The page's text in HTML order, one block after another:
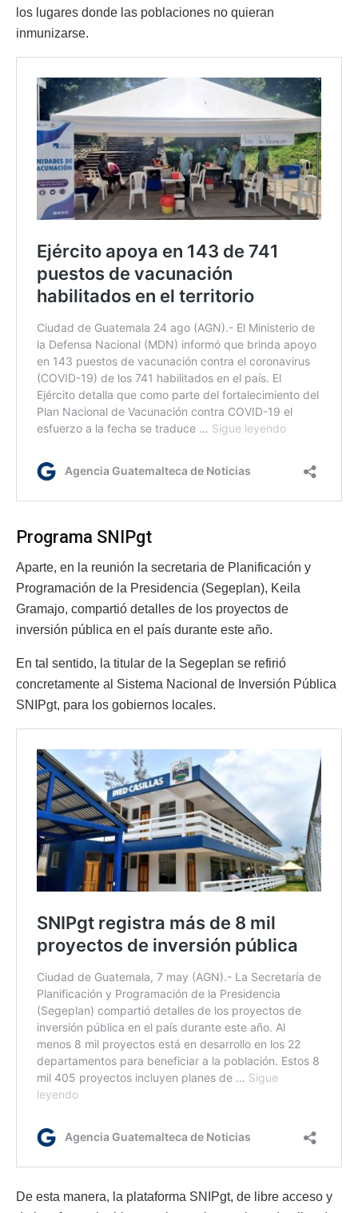
los lugares donde las poblaciones no quieran
inmunizarse.
Programa SNIPgt
Aparte, en la reunión la secretaria de Planificación y
Programación de la Presidencia (Segeplan), Keila
Gramajo, compartió detalles de los proyectos de
inversión pública en el país durante este año.
En tal sentido, la titular de la Segeplan se refirió
concretamente al Sistema Nacional de Inversión Pública
SNIPgt, para los gobiernos locales.
De esta manera, la plataforma SNIPgt, de libre acceso y